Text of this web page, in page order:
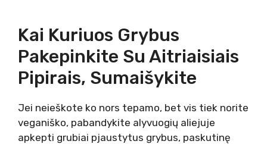
Kai Kuriuos Grybus
Pakepinkite Su Aitriaisiais
Pipirais, Sumaišykite
Jei neieškote ko nors tepamo, bet vis tiek norite
veganiško, pabandykite alyvuogių aliejuje
apkepti grubiai pjaustytus grybus, paskutinę